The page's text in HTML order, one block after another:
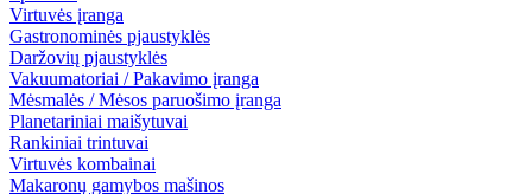
Virtuvės įranga
Gastronominės pjaustyklės
Daržovių pjaustyklės
Vakuumatoriai / Pakavimo įranga
Mėsmalės / Mėsos paruošimo įranga
Planetariniai maišytuvai
Rankiniai trintuvai
Virtuvės kombainai
Makaronų gamybos mašinos